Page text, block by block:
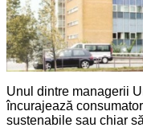
Unul dintre managerii
încurajează
sustenabile sau chiar